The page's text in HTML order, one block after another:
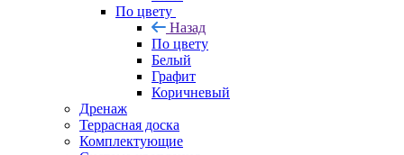
По цвету
Назад
По цвету
Белый
Графит
Коричневый
Дренаж
Террасная доска
Комплектующие